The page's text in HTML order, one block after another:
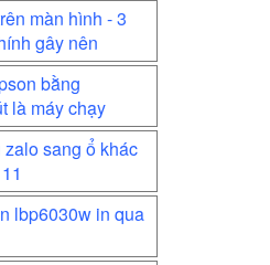
màn hình - 3
gây nên
bằng
là máy chạy
sang ổ khác
lbp6030w in qua